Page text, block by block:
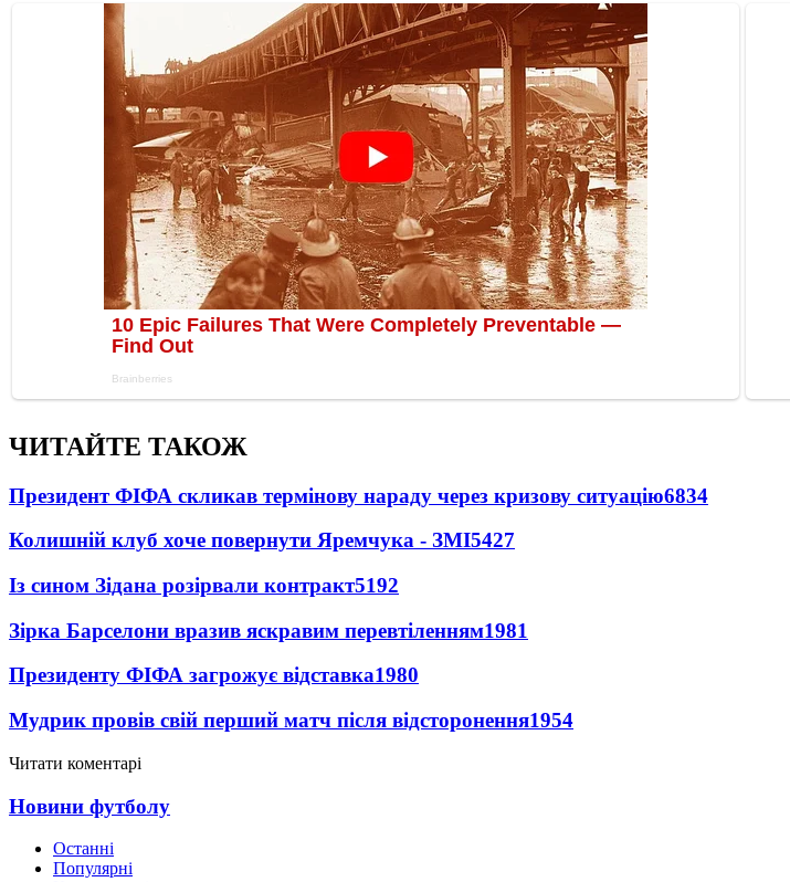
ЧИТАЙТЕ ТАКОЖ
Президент ФІФА скликав термінову нараду через кризову ситуацію6834
Колишній клуб хоче повернути Яремчука - ЗМІ5427
Із сином Зідана розірвали контракт5192
Зірка Барселони вразив яскравим перевтіленням1981
Президенту ФІФА загрожує відставка1980
Мудрик провів свій перший матч після відсторонення1954
Читати коментарі
Новини футболу
Останні
Популярні